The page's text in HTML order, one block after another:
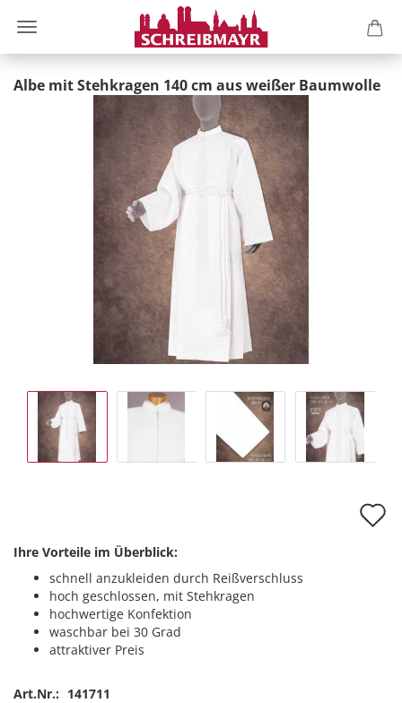
Albe mit Stehkragen 140 cm aus weißer Baumwolle
Ihre Vorteile im Überblick:
schnell anzukleiden durch Reißverschluss
hoch geschlossen, mit Stehkragen
hochwertige Konfektion
waschbar bei 30 Grad
attraktiver Preis
Art.Nr.: 141711